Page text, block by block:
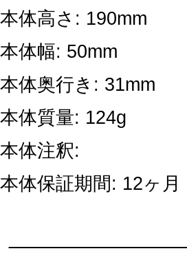
本体高さ: 190mm
本体幅: 50mm
本体奥行き: 31mm
本体質量: 124g
本体注釈:
本体保証期間: 12ヶ月